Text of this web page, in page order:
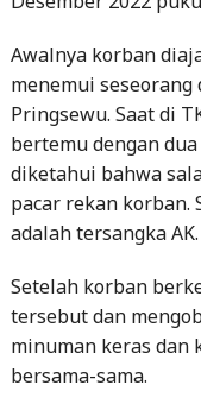
Awalnya korban
menemui seseorang
Pringsewu. Saat di
bertemu dengan
diketahui bahwa
pacar rekan korban.
adalah tersangka AK.
Setelah korban
tersebut dan
minuman keras dan
bersama-sama.
“Saat korban dalam